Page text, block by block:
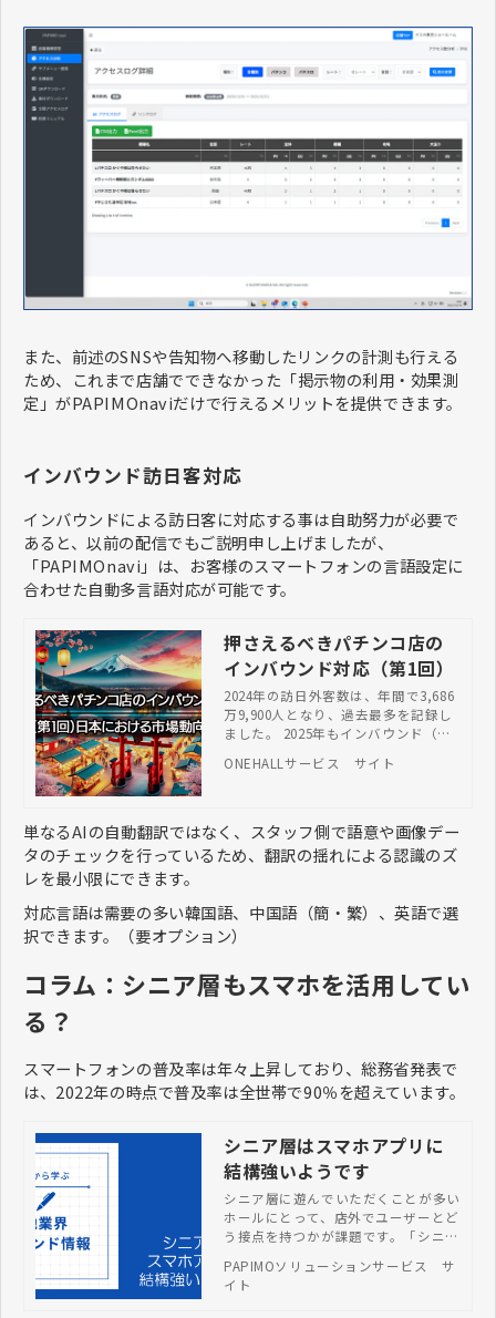
また、前述のSNSや告知物へ移動したリンクの計測も行える
ため、これまで店舗でできなかった「掲示物の利用・効果測
定」がPAPIMOnaviだけで行えるメリットを提供できます。
インバウンド訪日客対応
インバウンドによる訪日客に対応する事は自助努力が必要で
あると、以前の配信でもご説明申し上げましたが、
「PAPIMOnavi」は、お客様のスマートフォンの言語設定に
合わせた自動多言語対応が可能です。
押さえるべきパチンコ店の
インバウンド対応（第1回）
2024年の訪日外客数は、年間で3,686
万9,900人となり、過去最多を記録し
ました。 2025年もインバウンド（訪
常に重要な柱のひとつとなっていま
のでしょうか。
ONEHALLサービス サイト
単なるAIの自動翻訳ではなく、スタッフ側で語意や画像デー
タのチェックを行っているため、翻訳の揺れによる認識のズ
レを最小限にできます。
対応言語は需要の多い韓国語、中国語（簡・繁）、英語で選
択できます。（要オプション）
コラム：シニア層もスマホを活用してい
る？
スマートフォンの普及率は年々上昇しており、総務省発表で
は、2022年の時点で普及率は全世帯で90％を超えています。
シニア層はスマホアプリに
結構強いようです
シニア層に遊んでいただくことが多い
ホールにとって、店外でユーザーとど
う接点を持つかが課題です。「シニア
「アプリのインストール方法を知らな
そう」などと思われる方もいるので
PAPIMOソリューションサービス サ
イト